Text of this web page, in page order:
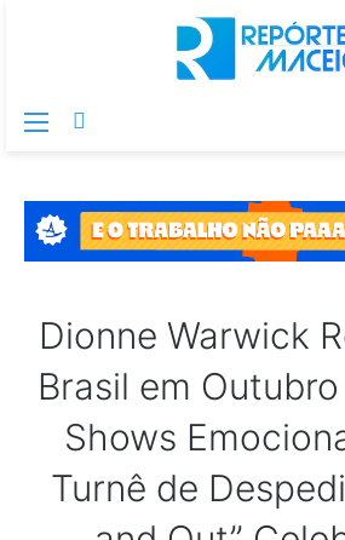
Menu
Dionne Warwick
Brasil em
Shows
Turnê de